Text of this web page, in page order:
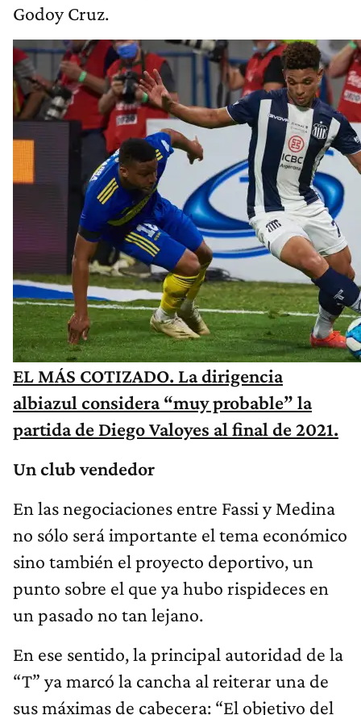
Godoy Cruz.
EL MÁS COTIZADO. La dirigencia
albiazul considera “muy probable” la
partida de Diego Valoyes al final de 2021.
Un club vendedor
En las negociaciones entre Fassi y Medina
no sólo será importante el tema económico
sino también el proyecto deportivo, un
punto sobre el que ya hubo rispideces en
un pasado no tan lejano.
En ese sentido, la principal autoridad de la
“T” ya marcó la cancha al reiterar una de
sus máximas de cabecera: “El objetivo del